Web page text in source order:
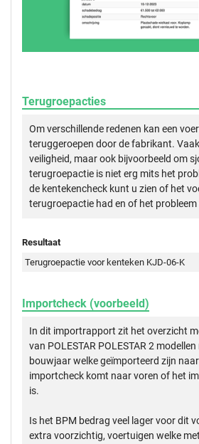
Terugroepacties
Om verschillende redenen kan een
teruggeroepen door de fabrikant.
veiligheid, maar ook bijvoorbeeld om
terugroepactie is niet erg mits het
de kentekencheck kunt u zien of het
terugroepactie had en of het probleem
Resultaat
Terugroepactie voor kenteken KJD-06-K
Importcheck (voorbeeld)
In dit importrapport zit het overzicht
van POLESTAR POLESTAR 2
bouwjaar welke geïmporteerd zijn
importcheck komt naar voren of het
is.
Is het BPM bedrag veel lager voor dit
extra voorzichtig, voertuigen welke